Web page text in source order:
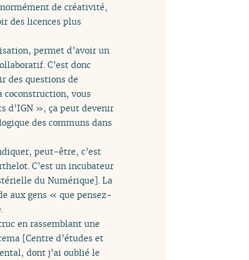
de créativité,
des licences plus
permet d’avoir un
C’est donc
des questions de
coconstruction, vous
d’IGN », ça peut devenir
des communs dans
peut-être, c’est
C’est un incubateur
du Numérique]. La
aux gens « que pensez-
en rassemblant une
[Centre d’études et
dont j’ai oublié le